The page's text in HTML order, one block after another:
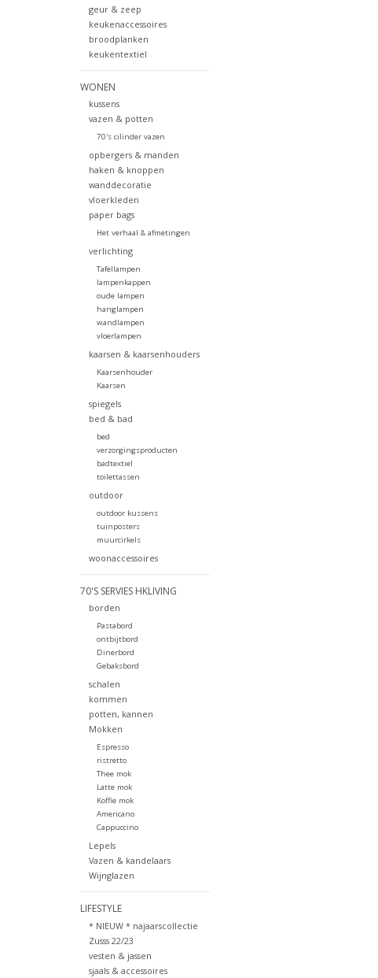
geur & zeep
keukenaccessoires
broodplanken
keukentextiel
WONEN
kussens
vazen & potten
70's cilinder vazen
opbergers & manden
haken & knoppen
wanddecoratie
vloerkleden
paper bags
Het verhaal & afmetingen
verlichting
Tafellampen
lampenkappen
oude lampen
hanglampen
wandlampen
vloerlampen
kaarsen & kaarsenhouders
Kaarsenhouder
Kaarsen
spiegels
bed & bad
bed
verzorgingsproducten
badtextiel
toilettassen
outdoor
outdoor kussens
tuinposters
muurcirkels
woonaccessoires
70'S SERVIES HKLIVING
borden
Pastabord
ontbijtbord
Dinerbord
Gebaksbord
schalen
kommen
potten, kannen
Mokken
Espresso
ristretto
Thee mok
Latte mok
Koffie mok
Americano
Cappuccino
Lepels
Vazen & kandelaars
Wijnglazen
LIFESTYLE
* NIEUW * najaarscollectie
Zusss 22/23
vesten & jassen
sjaals & accessoires